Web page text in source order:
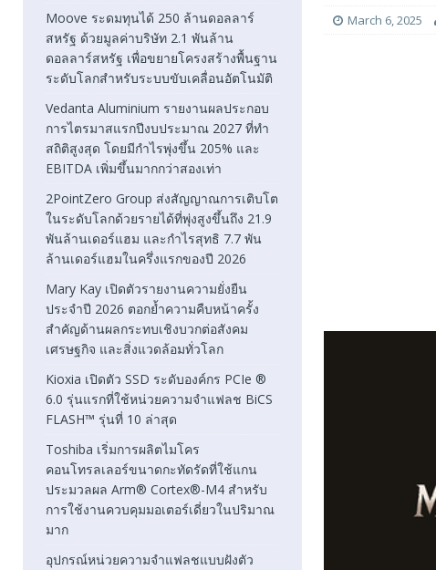
พันล้านเดอร์แฮมในครึ่งแรกของปี 2026
FEATURED
March 6, 2025
Moove ระดมทุนได้ 250 ล้านดอลลาร์
สหรัฐ ด้วยมูลค่าบริษัท 2.1 พันล้าน
ดอลลาร์สหรัฐ เพื่อขยายโครงสร้างพื้นฐาน
ระดับโลกสำหรับระบบขับเคลื่อนอัตโนมัติ
Vedanta Aluminium รายงานผลประกอบ
การไตรมาสแรกปีงบประมาณ 2027 ที่ทำ
สถิติสูงสุด โดยมีกำไรพุ่งขึ้น 205% และ
EBITDA เพิ่มขึ้นมากกว่าสองเท่า
2PointZero Group ส่งสัญญาณการเติบโต
ในระดับโลกด้วยรายได้ที่พุ่งสูงขึ้นถึง 21.9
พันล้านเดอร์แฮม และกำไรสุทธิ 7.7 พัน
ล้านเดอร์แฮมในครึ่งแรกของปี 2026
Mary Kay เปิดตัวรายงานความยั่งยืน
ประจำปี 2026 ตอกย้ำความคืบหน้าครั้ง
สำคัญด้านผลกระทบเชิงบวกต่อสังคม
เศรษฐกิจ และสิ่งแวดล้อมทั่วโลก
Kioxia เปิดตัว SSD ระดับองค์กร PCIe ®
6.0 รุ่นแรกที่ใช้หน่วยความจำแฟลช BiCS
FLASH™ รุ่นที่ 10 ล่าสุด
Toshiba เริ่มการผลิตไมโคร
คอนโทรลเลอร์ขนาดกะทัดรัดที่ใช้แกน
ประมวลผล Arm® Cortex®-M4 สำหรับ
การใช้งานควบคุมมอเตอร์เดี่ยวในปริมาณ
มาก
อุปกรณ์หน่วยความจำแฟลชแบบฝังตัว